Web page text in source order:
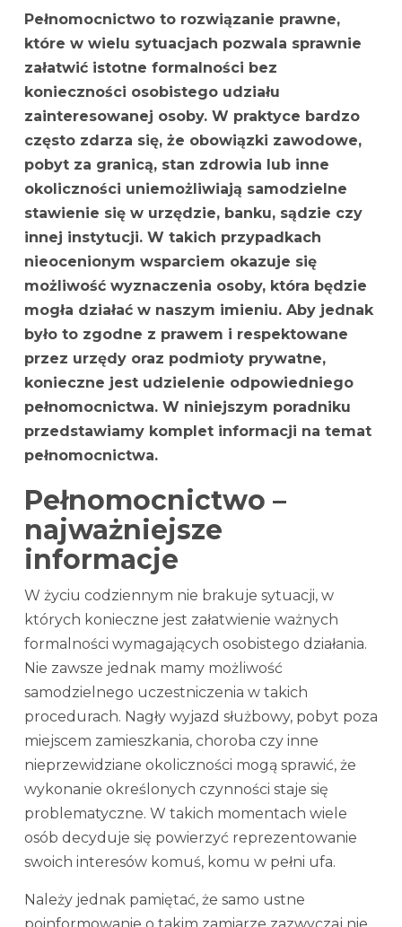
Pełnomocnictwo to rozwiązanie prawne,
które w wielu sytuacjach pozwala sprawnie
załatwić istotne formalności bez
konieczności osobistego udziału
zainteresowanej osoby. W praktyce bardzo
często zdarza się, że obowiązki zawodowe,
pobyt za granicą, stan zdrowia lub inne
okoliczności uniemożliwiają samodzielne
stawienie się w urzędzie, banku, sądzie czy
innej instytucji. W takich przypadkach
nieocenionym wsparciem okazuje się
możliwość wyznaczenia osoby, która będzie
mogła działać w naszym imieniu. Aby jednak
było to zgodne z prawem i respektowane
przez urzędy oraz podmioty prywatne,
konieczne jest udzielenie odpowiedniego
pełnomocnictwa. W niniejszym poradniku
przedstawiamy komplet informacji na temat
pełnomocnictwa.
Pełnomocnictwo –
najważniejsze
informacje
W życiu codziennym nie brakuje sytuacji, w
których konieczne jest załatwienie ważnych
formalności wymagających osobistego działania.
Nie zawsze jednak mamy możliwość
samodzielnego uczestniczenia w takich
procedurach. Nagły wyjazd służbowy, pobyt poza
miejscem zamieszkania, choroba czy inne
nieprzewidziane okoliczności mogą sprawić, że
wykonanie określonych czynności staje się
problematyczne. W takich momentach wiele
osób decyduje się powierzyć reprezentowanie
swoich interesów komuś, komu w pełni ufa.
Należy jednak pamiętać, że samo ustne